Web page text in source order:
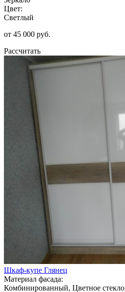
Цвет:
Светлый
от 45 000 руб.
Рассчитать
Шкаф-купе Глянец
Материал фасада:
Комбинированный, Цветное стекло